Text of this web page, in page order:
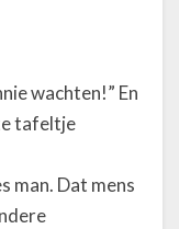
wachten!” En
tafeltje
man. Dat mens